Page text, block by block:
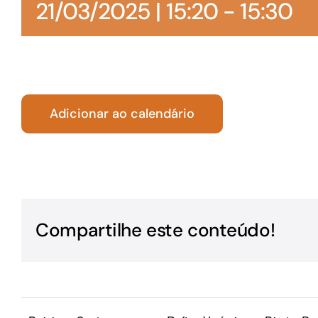
Para os negócios voltados aos serviços do setor de
turismo
21/03/2025 | 15:20- 15:30
Adicionar ao calendário
Compartilhe este conteúdo!